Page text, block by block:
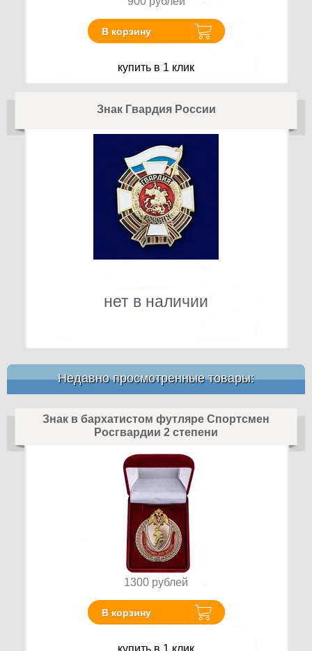
В корзину
купить в 1 клик
Знак Гвардия России
нет в наличии
Недавно просмотренные товары:
Знак в бархатистом футляре Спортсмен
Росгвардии 2 степени
1300 рублей
В корзину